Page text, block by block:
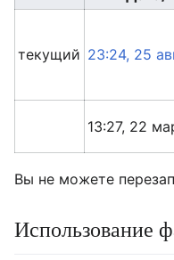
текущий 23:24, 25
13:27, 22
Вы не можете
Использование